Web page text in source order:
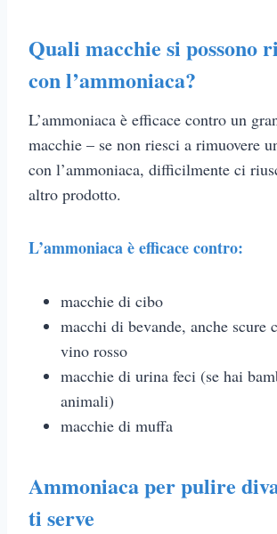
Quali macchie si possono
con l’ammoniaca?
L’ammoniaca è efficace contro un
macchie – se non riesci a rimuovere
con l’ammoniaca, difficilmente ci
altro prodotto.
L’ammoniaca è efficace contro:
macchie di cibo
macchi di bevande, anche scure
vino rosso
macchie di urina feci (se hai
animali)
macchie di muffa
Ammoniaca per pulire
ti serve